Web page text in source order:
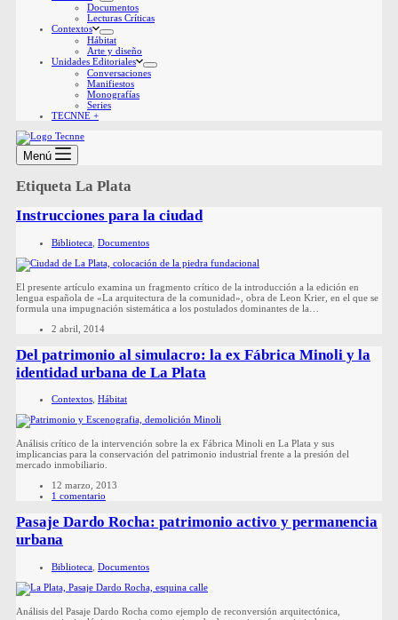
Documentos
Lecturas Críticas
Contextos
Hábitat
Arte y diseño
Unidades Editoriales
Conversaciones
Manifiestos
Monografías
Series
TECNNE +
Menú
Etiqueta La Plata
Instrucciones para la ciudad
Biblioteca Documentos
El presente artículo examina un fragmento crítico de la introducción a la edición en
lengua española de «La arquitectura de la comunidad», obra de Leon Krier, en el que se
formula una impugnación sistemática a los postulados dominantes de la…
2 abril, 2014
Del patrimonio al simulacro: la ex Fábrica Minoli y la
identidad urbana de La Plata
Contextos, Hábitat
Análisis crítico de la intervención sobre la ex Fábrica Minoli en La Plata y sus
implicancias para la conservación del patrimonio industrial frente a la presión del
mercado inmobiliario.
12 marzo, 2013
1 comentario
Pasaje Dardo Rocha: patrimonio activo y permanencia
urbana
Biblioteca Documentos
Análisis del Pasaje Dardo Rocha como ejemplo de reconversión arquitectónica,